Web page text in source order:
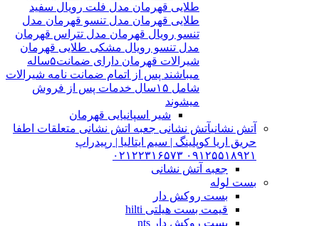
طلایی قهرمان مدل فلت رویال سفید
طلایی قهرمان مدل تنسو قهرمان مدل
تنسو رویال قهرمان مدل تتراس قهرمان
مدل تنسو رویال مشکی طلایی قهرمان
شیرالات قهرمان دارای ضمانت۵ساله
میباشند پس از اتمام ضمانت نامه شیرالات
شامل ۱۵سال خدمات پس از فروش
میشوند
شیر اسپانیایی قهرمان
آتش نشانیآتش نشانی جعبه اتش نشانی متعلقات اطفا
حریق اریا کوپلینگ | سیم ایتالیا | رپیدراپ
۰۹۱۲۵۵۱۸۹۲۱ ۰۲۱۲۲۳۱۶۵۷۳
جعبه آتش نشانی
بست لوله
بست روکش دار
قیمت بست هیلتی hilti
بست روکش دار nts